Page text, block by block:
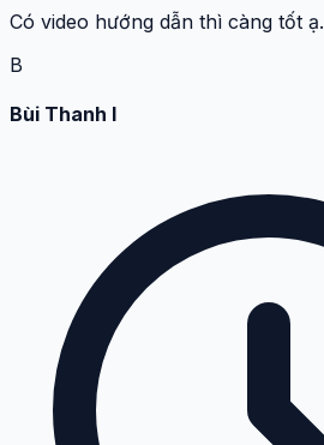
Có video hướng dẫn thì càng tốt ạ.
B
Bùi Thanh I